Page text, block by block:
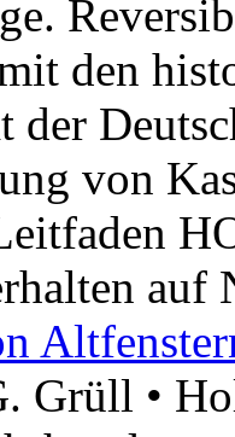
den
der
von
Grüll •